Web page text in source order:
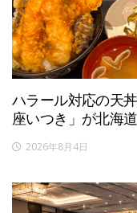
ハラール対応の天
座いつき」が北海
2026年8月4日